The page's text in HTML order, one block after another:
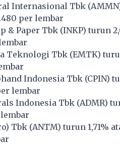
Internasional Tbk (AMMN
per lembar
& Paper Tbk (INKP) turun
Teknologi Tbk (EMTK)
Indonesia Tbk (CPIN)
lembar
Indonesia Tbk (ADMR)
Tbk (ANTM) turun 1,71%